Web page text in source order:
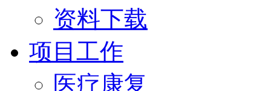
资料下载
项目工作
医疗康复